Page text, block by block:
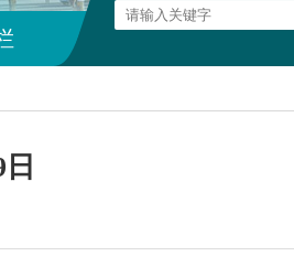
离
站